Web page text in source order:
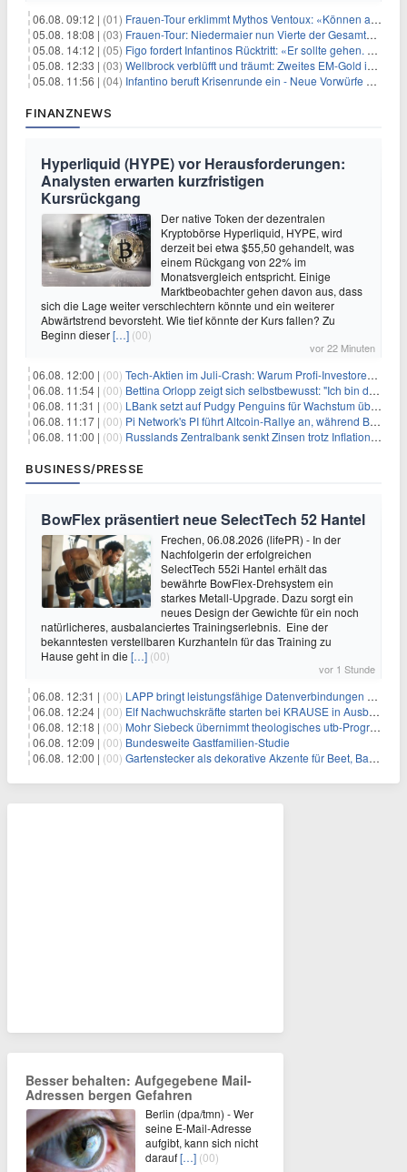
06.08. 09:12 | (01) Frauen-Tour erklimmt Mythos Ventoux: «Können alles schaffen»
05.08. 18:08 | (03) Frauen-Tour: Niedermaier nun Vierte der Gesamtwertung
05.08. 14:12 | (05) Figo fordert Infantinos Rücktritt: «Er sollte gehen. Jetzt»
05.08. 12:33 | (03) Wellbrock verblüfft und träumt: Zweites EM-Gold in Paris
05.08. 11:56 | (04) Infantino beruft Krisenrunde ein - Neue Vorwürfe gegen FIFA
FINANZNEWS
Hyperliquid (HYPE) vor Herausforderungen:
Analysten erwarten kurzfristigen
Kursrückgang
Der native Token der dezentralen
Kryptobörse Hyperliquid, HYPE, wird
derzeit bei etwa $55,50 gehandelt, was
einem Rückgang von 22% im
Monatsvergleich entspricht. Einige
Marktbeobachter gehen davon aus, dass
sich die Lage weiter verschlechtern könnte und ein weiterer
Abwärtstrend bevorsteht. Wie tief könnte der Kurs fallen? Zu
Beginn dieser[…] (00)
vor 22 Minuten
06.08. 12:00 | (00) Tech-Aktien im Juli-Crash: Warum Profi-Investoren jetzt zugreifen – Stresstest statt Bärenmarkt
06.08. 11:54 | (00) Bettina Orlopp zeigt sich selbstbewusst: "Ich bin die Vorstandsvorsitzende"
06.08. 11:31 | (00) LBank setzt auf Pudgy Penguins für Wachstum über den Handel hinaus
06.08. 11:17 | (00) Pi Network's PI führt Altcoin-Rallye an, während Bitcoin $65.000 anpeilt
06.08. 11:00 | (00) Russlands Zentralbank senkt Zinsen trotz Inflations-Schock – ein riskantes Spiel
BUSINESS/PRESSE
BowFlex präsentiert neue SelectTech 52 Hantel
Frechen, 06.08.2026 (lifePR) - In der
Nachfolgerin der erfolgreichen
SelectTech 552i Hantel erhält das
bewährte BowFlex-Drehsystem ein
starkes Metall-Upgrade. Dazu sorgt ein
neues Design der Gewichte für ein noch
natürlicheres, ausbalanciertes Trainingserlebnis. Eine der
bekanntesten verstellbaren Kurzhanteln für das Training zu
Hause geht in die […] (00)
vor 1 Stunde
06.08. 12:31 | (00) LAPP bringt leistungsfähige Datenverbindungen auf die Schiene
06.08. 12:24 | (00) Elf Nachwuchskräfte starten bei KRAUSE in Ausbildung und Jahrespraktikum
06.08. 12:18 | (00) Mohr Siebeck übernimmt theologisches utb-Programm und die Zeitschrift für Neues Testament (ZNT) von Narr Francke Attempto
06.08. 12:09 | (00) Bundesweite Gastfamilien-Studie
06.08. 12:00 | (00) Gartenstecker als dekorative Akzente für Beet, Balkon und Terrasse | KNOBLOCH
Besser behalten: Aufgegebene Mail-
Adressen bergen Gefahren
Berlin (dpa/tmn) - Wer
seine E-Mail-Adresse
aufgibt, kann sich nicht
darauf[…] (00)